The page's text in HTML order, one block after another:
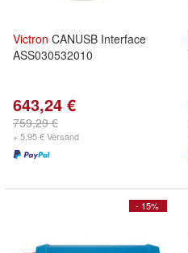
Victron CANUSB Interface
ASS030532010
643,24 €
759,29 €
+ 5,95 € Versand
- 15%